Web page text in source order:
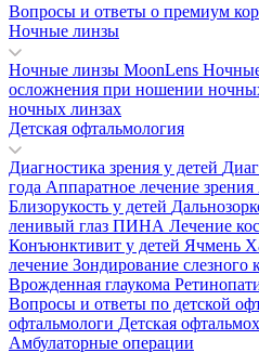
Вопросы и ответы о премиум
Ночные линзы
Ночные линзы MoonLens
осложнения при ношении
ночных линзах
Детская офтальмология
Диагностика зрения у детей
года Аппаратное лечение зрения
Близорукость у детей
ленивый глаз ПИНА Лечение
Конъюнктивит у детей Ячмень
лечение Зондирование слезного
Врожденная глаукома
Вопросы и ответы по детской
офтальмологи Детская
Амбулаторные операции